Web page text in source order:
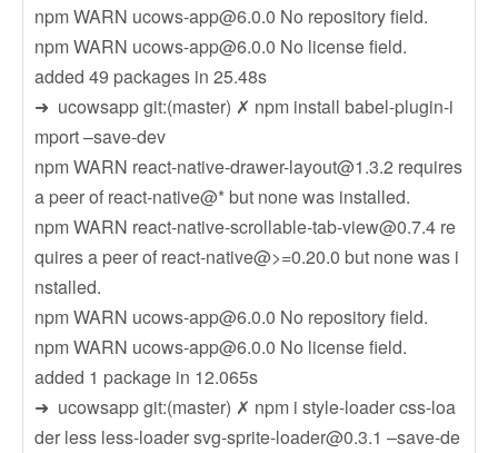
npm WARN ucows-app@6.0.0 No repository field.
npm WARN ucows-app@6.0.0 No license field.
added 49 packages in 25.48s
➜ ucowsapp git:(master) ✗ npm install babel-plugin-i
mport –save-dev
npm WARN react-native-drawer-layout@1.3.2 requires
a peer of react-native@* but none was installed.
npm WARN react-native-scrollable-tab-view@0.7.4 re
quires a peer of react-native@>=0.20.0 but none was i
nstalled.
npm WARN ucows-app@6.0.0 No repository field.
npm WARN ucows-app@6.0.0 No license field.
added 1 package in 12.065s
➜ ucowsapp git:(master) ✗ npm i style-loader css-loa
der less less-loadersvg-sprite-loader@0.3.1 –save-de